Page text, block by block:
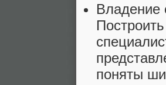
Владение
поняты